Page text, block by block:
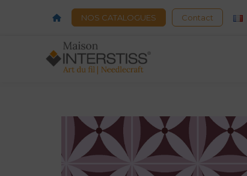
AcceuilNOS CATALOGUES Contact